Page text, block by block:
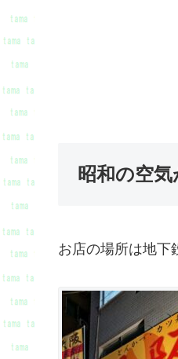
昭和の空
お店の場所は地下